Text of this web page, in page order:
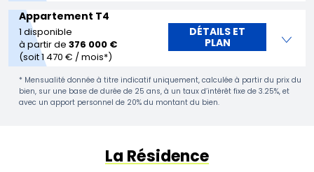
Appartement T4
1 disponible
à partir de376 000 €
(soit 1 470 € / mois*)
DÉTAILS ET
PLAN
* Mensualité donnée à titre indicatif uniquement, calculée à partir du prix du
bien, sur une base de durée de 25 ans, à un taux d’intérêt fixe de 3.25%, et
avec un apport personnel de 20% du montant du bien.
La Résidence